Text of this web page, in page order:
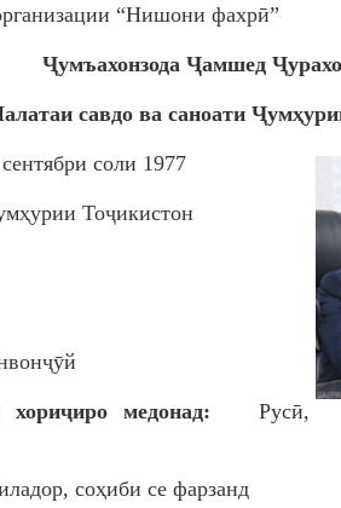
“Нишони фахрӣ”
ҶумъахонзодаҶамшед
савдо ва саноати
соли 1977
Тоҷикистон
хориҷиро медонад: Русӣ,
соҳиби се фарзанд